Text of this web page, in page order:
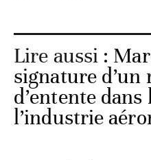
Lire aussi :
signature
d’entente
l’industrie